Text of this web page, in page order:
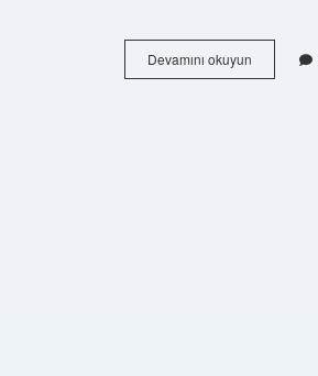
Devamını okuyun
Antlasmasi